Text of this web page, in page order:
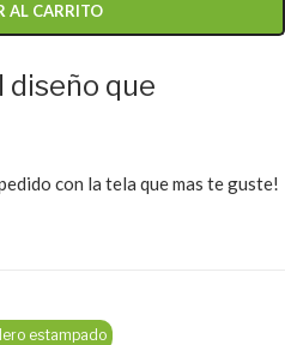
AL CARRITO
que
con la tela que mas te guste!
estampado